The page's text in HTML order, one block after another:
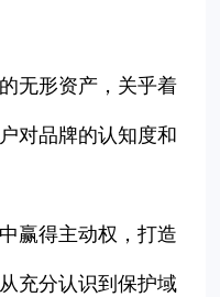
无形资产，关乎着
对品牌的认知度和
赢得主动权，打造
充分认识到保护域